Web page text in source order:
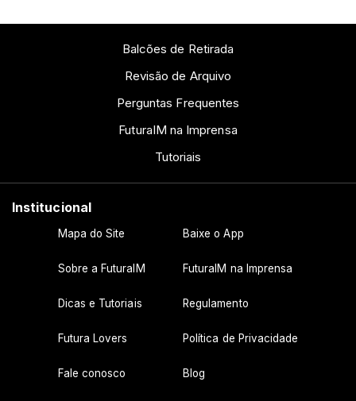
Balcões de Retirada
Revisão de Arquivo
Perguntas Frequentes
FuturaIM na Imprensa
Tutoriais
Institucional
Mapa do Site Baixe o App
Sobre a FuturaIM FuturaIM na Imprensa
Dicas e Tutoriais Regulamento
Futura Lovers Política de Privacidade
Fale conosco Blog